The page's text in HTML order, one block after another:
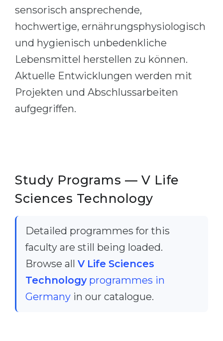
sensorisch ansprechende,
hochwertige, ernährungsphysiologisch
und hygienisch unbedenkliche
Lebensmittel herstellen zu können.
Aktuelle Entwicklungen werden mit
Projekten und Abschlussarbeiten
aufgegriffen.
Study Programs — V Life
Sciences Technology
Detailed programmes for this
faculty are still being loaded.
Browse all V Life Sciences
Technologyprogrammes in
Germany in our catalogue.